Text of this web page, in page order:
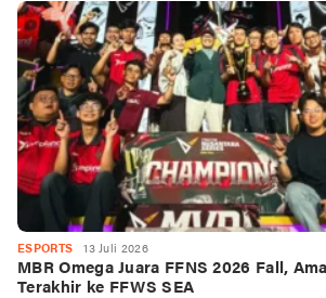
ESPORTS 13 Juli 2026
MBR Omega Juara FFNS 2026 Fall,
Terakhir ke FFWS SEA